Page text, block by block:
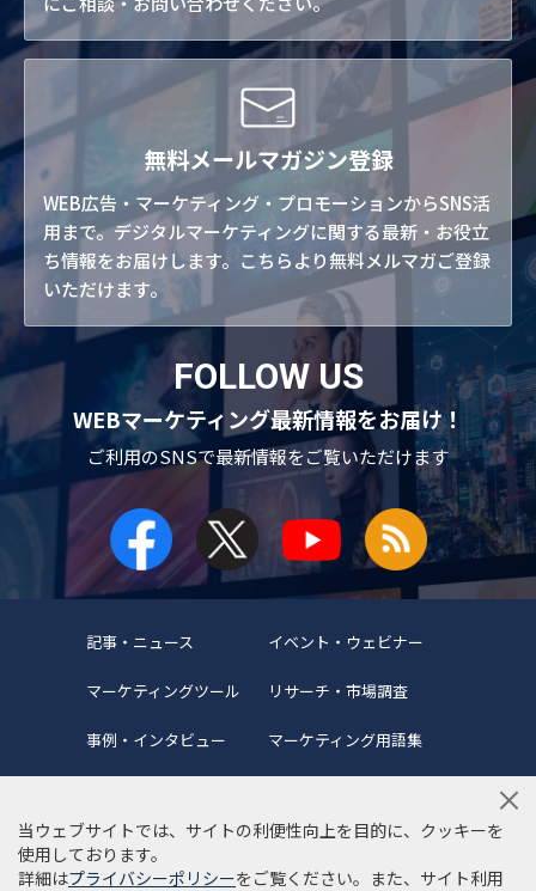
無料メールマガジン登録
WEB広告・マーケティング・プロモーションからSNS活
用まで。デジタルマーケティングに関する最新・お役立
ち情報をお届けします。こちらより無料メルマガご登録
いただけます。
FOLLOW US
WEBマーケティング最新情報をお届け！
ご利用のSNSで最新情報をご覧いただけます
記事・ニュース イベント・ウェビナー
マーケティングツール リサーチ・市場調査
事例・インタビュー マーケティング用語集
当サイトについて 編集ポリシー サイトマップ
当ウェブサイトでは、サイトの利便性向上を目的に、クッキーを
使用しております。
詳細はプライバシーポリシーをご覧ください。また、サイト利用